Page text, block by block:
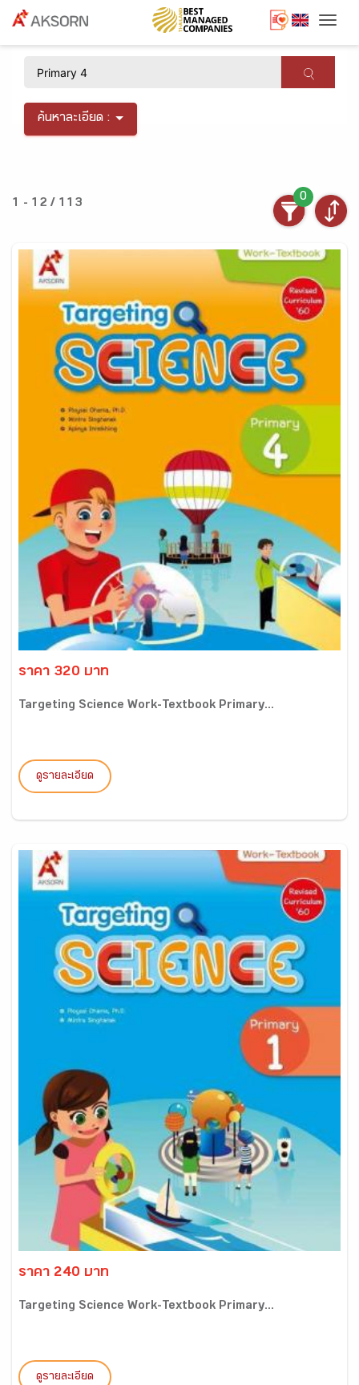
ค้นหาละเอียด :
1 - 12 / 113
0
ราคา 320 บาท
Targeting Science Work-Textbook Primary...
ดูรายละเอียด
ราคา 240 บาท
Targeting Science Work-Textbook Primary...
ดูรายละเอียด